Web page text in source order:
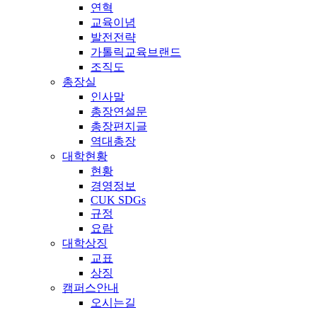
연혁
교육이념
발전전략
가톨릭교육브랜드
조직도
총장실
인사말
총장연설문
총장편지글
역대총장
대학현황
현황
경영정보
CUK SDGs
규정
요람
대학상징
교표
상징
캠퍼스안내
오시는길